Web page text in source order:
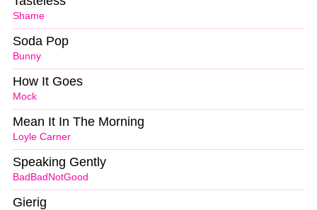
Shame
Bunny
Soda Pop
Mock
How It Goes
Loyle Carner
Mean It In The Morning
BadBadNotGood
Speaking Gently
Gierig